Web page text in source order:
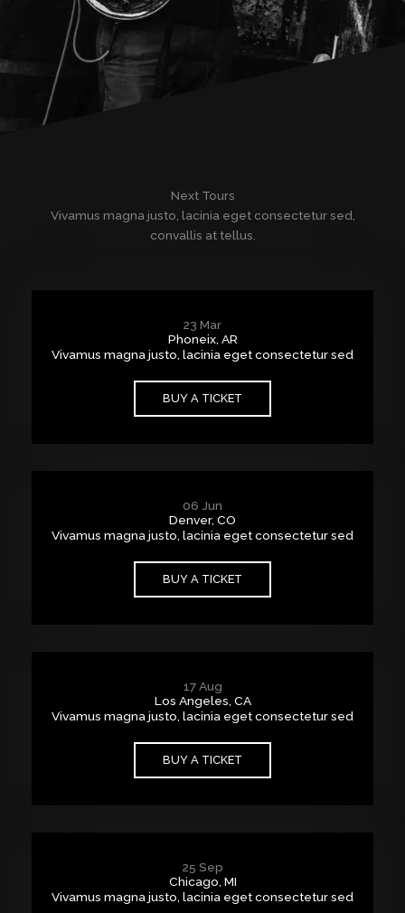
Next Tours
Vivamus magna justo, lacinia eget consectetur sed,
convallis at tellus.
23 Mar
Phoneix, AR
Vivamus magna justo, lacinia eget consectetur sed
BUY A TICKET
06 Jun
Denver, CO
Vivamus magna justo, lacinia eget consectetur sed
BUY A TICKET
17 Aug
Los Angeles, CA
Vivamus magna justo, lacinia eget consectetur sed
BUY A TICKET
25 Sep
Chicago, MI
Vivamus magna justo, lacinia eget consectetur sed